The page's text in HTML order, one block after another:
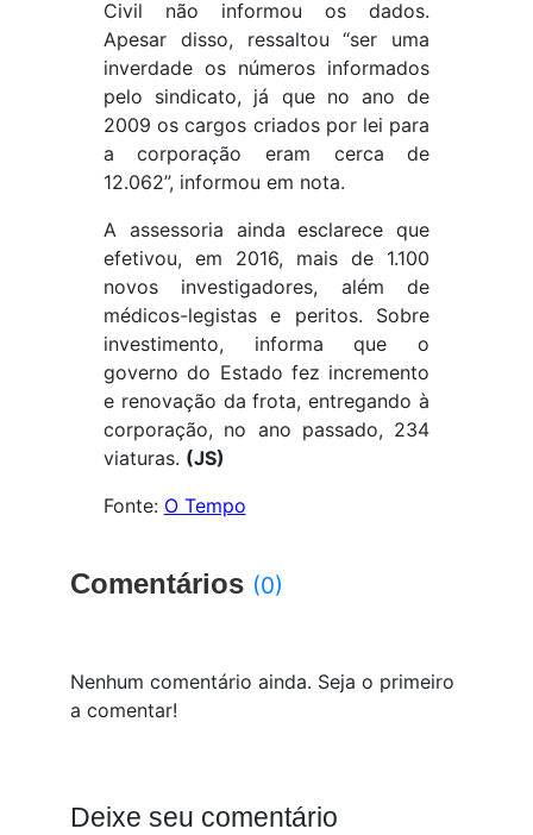
Civil não informou os dados.
Apesar disso, ressaltou “ser uma
inverdade os números informados
pelo sindicato, já que no ano de
2009 os cargos criados por lei para
a corporação eram cerca de
12.062”, informou em nota.
A assessoria ainda esclarece que
efetivou, em 2016, mais de 1.100
novos investigadores, além de
médicos-legistas e peritos. Sobre
investimento, informa que o
governo do Estado fez incremento
e renovação da frota, entregando à
corporação, no ano passado, 234
viaturas. (JS)
Fonte: O Tempo
Comentários (0)
Nenhum comentário ainda. Seja o primeiro
a comentar!
Deixe seu comentário